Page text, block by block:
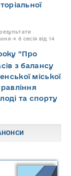
→ 6 сесія від 14
"Про
з балансу
міської
та спорту